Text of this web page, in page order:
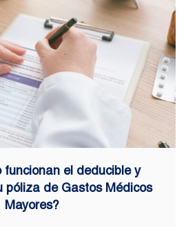
funcionan el deducible y
póliza de Gastos Médicos
Mayores?